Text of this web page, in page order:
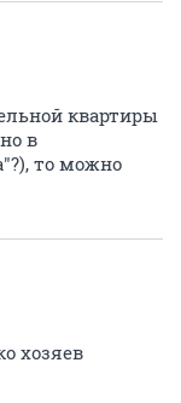
квартиры
в
то можно
хозяев